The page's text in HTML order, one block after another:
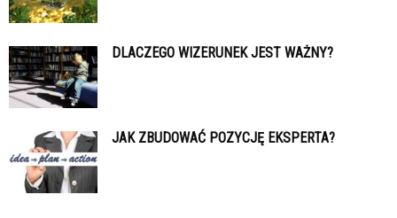
DLACZEGO WIZERUNEK JEST WAŻNY?
JAK ZBUDOWAĆ POZYCJĘ EKSPERTA?